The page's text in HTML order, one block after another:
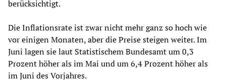
berücksichtigt.
Die Inflationsrate ist zwar nicht mehr ganz so hoch wie
vor einigen Monaten, aber die Preise steigen weiter. Im
Juni lagen sie laut Statistischem Bundesamt um 0,3
Prozent höher als im Mai und um 6,4 Prozent höher als
im Juni des Vorjahres.